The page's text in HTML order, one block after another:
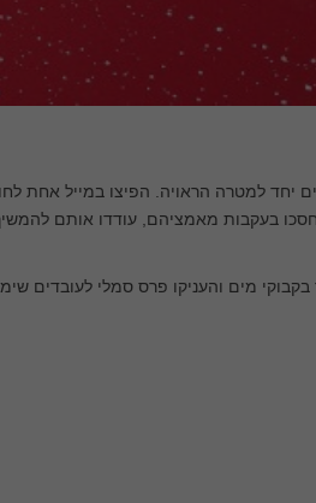
יחד למטרה הראויה. הפיצו במייל אחת
בעקבות מאמציהם, עודדו אותם
מים והעניקו פרס סמלי לעובדים